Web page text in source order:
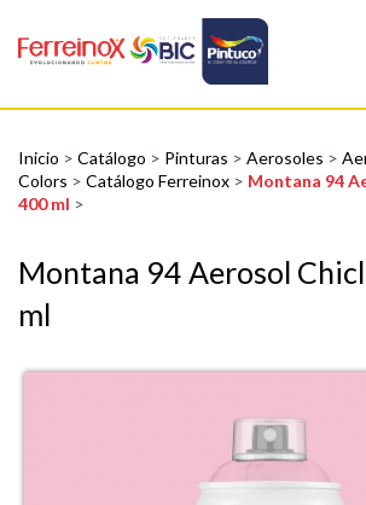
Inicio > Catálogo > Pinturas > Aerosoles >
Colors > Catálogo Ferreinox > Montana 94
400 ml >
Montana 94 Aerosol
ml